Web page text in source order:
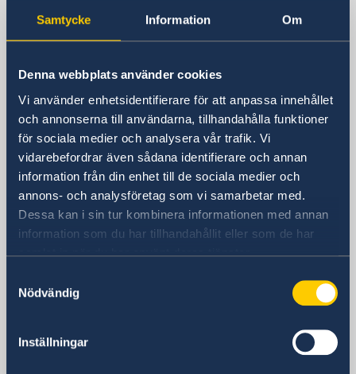
Samtycke Information Om
Denna webbplats använder cookies
Vi använder enhetsidentifierare för att anpassa innehållet
och annonserna till användarna, tillhandahålla funktioner
för sociala medier och analysera vår trafik. Vi
vidarebefordrar även sådana identifierare och annan
information från din enhet till de sociala medier och
annons- och analysföretag som vi samarbetar med.
Dessa kan i sin tur kombinera informationen med annan
information som du har tillhandahållit eller som de har
samlat in när du har använt deras tjänster.
Nödvändig
Inställningar
Metro: South Huangpi Road (utgång 1)
Postadress
1521-1541 Shanghai Central Plaza
Shanghai 200020
Kina
Telefonnummer
Allmänna förfrågningar
+86 21 5359 9610
Visum- och migrationsfrågor
+86 21 5359 9639
E-postadress
Visum- och migrationsfrågor